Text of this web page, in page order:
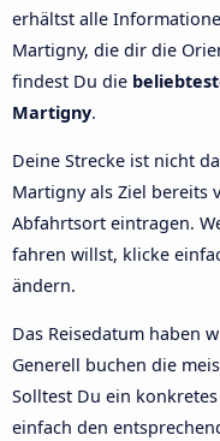
erhältst alle
Martigny, die dir die
findest Du die
Martigny.
Deine Strecke ist nicht
Martigny als Ziel bereits
Abfahrtsort eintragen.
fahren willst, klicke
ändern.
Das Reisedatum haben
Generell buchen die
Solltest Du ein
einfach den